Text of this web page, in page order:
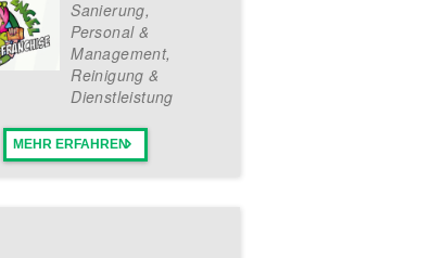
Sanierung,
Personal &
Management,
Reinigung &
Dienstleistung
MEHR ERFAHREN